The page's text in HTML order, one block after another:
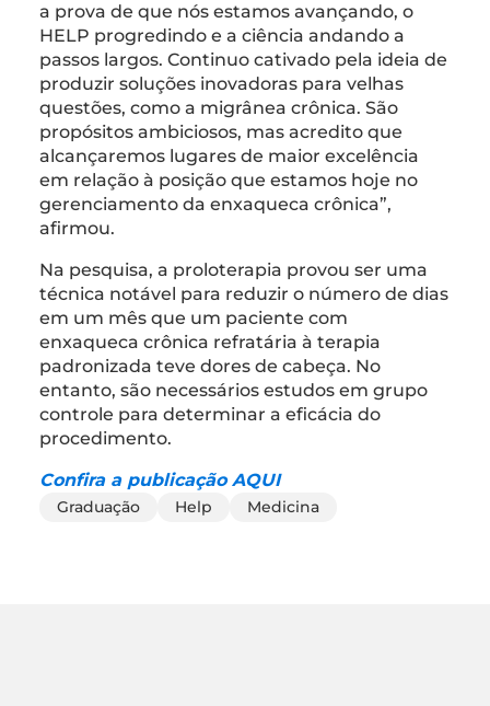
a prova de que nós estamos avançando, o
HELP progredindo e a ciência andando a
passos largos. Continuo cativado pela ideia de
produzir soluções inovadoras para velhas
questões, como a migrânea crônica. São
propósitos ambiciosos, mas acredito que
alcançaremos lugares de maior excelência
em relação à posição que estamos hoje no
gerenciamento da enxaqueca crônica”,
afirmou.
Na pesquisa, a proloterapia provou ser uma
técnica notável para reduzir o número de dias
em um mês que um paciente com
enxaqueca crônica refratária à terapia
padronizada teve dores de cabeça. No
entanto, são necessários estudos em grupo
controle para determinar a eficácia do
procedimento.
Confira a publicação AQUI
Graduação Help Medicina